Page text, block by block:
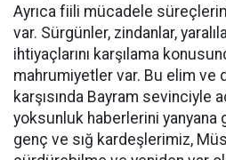
Ayrıca fiili mücadele
var. Sürgünler, zindanlar,
ihtiyaçlarını karşılama
mahrumiyetler var. Bu elim ve
karşısında Bayram sevinciyle
yoksunluk haberlerini yanyana
genç ve sığ kardeşlerimiz,